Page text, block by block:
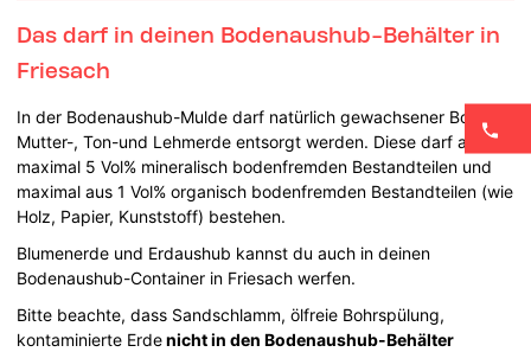
Das darf in deinen Bodenaushub-Behälter in
Friesach
In der Bodenaushub-Mulde darf natürlich gewachsener Boden-
Mutter-, Ton-und Lehmerde entsorgt werden. Diese darf aus
maximal 5 Vol% mineralisch bodenfremden Bestandteilen und
maximal aus 1 Vol% organisch bodenfremden Bestandteilen (wie
Holz, Papier, Kunststoff) bestehen.
Blumenerde und Erdaushub kannst du auch in deinen
Bodenaushub-Container in Friesach werfen.
Bitte beachte, dass Sandschlamm, ölfreie Bohrspülung,
kontaminierte Erdenicht in den Bodenaushub-Behälter